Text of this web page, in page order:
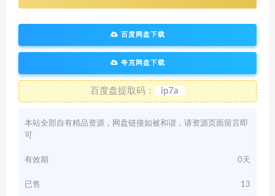
百度网盘下载
夸克网盘下载
百度盘提取码： ip7a
本站全部自有精品资源，网盘链接如被和谐，请资源页面留言即
可
有效期 0天
已售 13